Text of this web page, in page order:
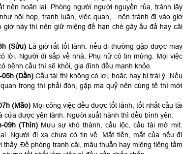
nên hoãn lại. Phòng người người nguyền rủa, tránh lây
hội họp, tranh luận, việc quan,…nên tránh đi vào giờ
giờ này thì nên giữ miệng để hạn ché gây ẩu đả hay cãi
(Sửu) Là giờ rất tốt lành, nếu đi thường gặp được may
lời. Người đi sắp về nhà. Phụ nữ có tin mừng. Mọi việc
bệnh cầu thì sẽ khỏi, gia đình đều mạnh khỏe.
(Dần) Cầu tài thì không có lợi, hoặc hay bị trái ý. Nếu
trọng thì phải đòn, gặp ma quỷ nên cúng tế thì mới
(Mão) Mọi công việc đều được tốt lành, tốt nhất cầu tài
cửa được yên lành. Người xuất hành thì đều bình yên.
09h (Thìn) Mưu sự khó thành, cầu lộc, cầu tài mờ mịt.
Người đi xa chưa có tin về. Mất tiền, mất của nếu đi
Đề phòng tranh cãi, mâu thuẫn hay miệng tiếng tầm